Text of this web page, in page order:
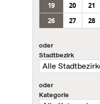
19
20 21
26
27 28
oder
Stadtbezirk
oder
Kategorie